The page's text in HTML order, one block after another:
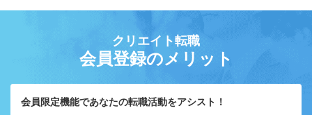
クリエイト転職
会員登録のメリット
会員限定機能であなたの転職活動をアシスト！